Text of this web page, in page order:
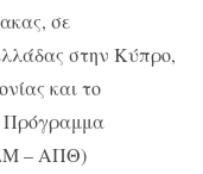
σε
στην Κύπρο,
και το
Πρόγραμμα
– ΑΠΘ)